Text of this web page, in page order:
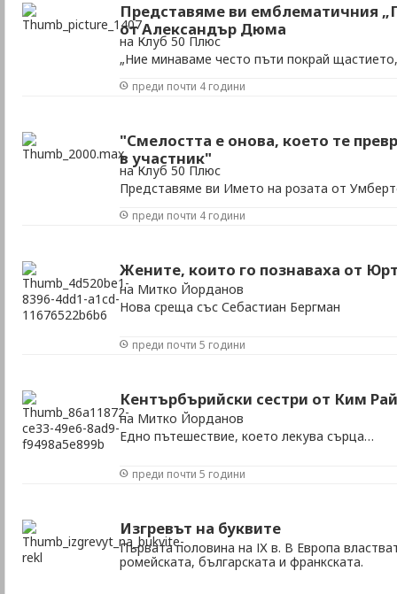
Представяме ви емблематичния
от Александър Дюма
на Клуб 50 Плюс
„Ние минаваме често пъти покрай
го погледнем, или ако сме го видели и
познаем.“
преди почти 4 години
"Смелостта е онова, което те
в участник"
на Клуб 50 Плюс
Представяме ви Името на розата от
преди почти 4 години
Жените, които го познаваха от
на Митко Йорданов
Нова среща със Себастиан Бергман
преди почти 5 години
Кентърбърийски сестри от Ким
на Митко Йорданов
Едно пътешествие, което лекува сърца…
преди почти 5 години
Изгревът на буквите
Първата половина на ІХ в. В Европа
ромейската, българската и франкската.